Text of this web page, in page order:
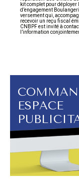
kit complet pour déployer
d’engagement
versement qui,
recevoir un reçu fiscal
CNBPF est invité à
l’information
ESPACE